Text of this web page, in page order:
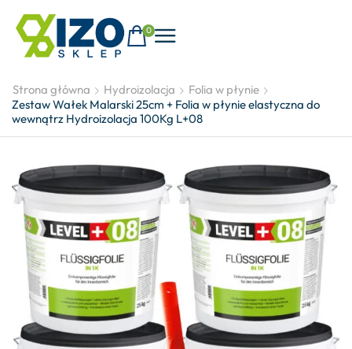
0
Strona główna Hydroizolacja
Folia w płynie
Zestaw Wałek Malarski 25cm + Folia w płynie elastyczna do
wewnątrz Hydroizolacja 100Kg L+08